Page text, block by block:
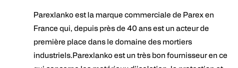
Parexlanko est la marque commerciale de Parex en
France qui, depuis près de 40 ans est un acteur de
première place dans le domaine des mortiers
industriels.Parexlanko est un très bon fournisseur en ce